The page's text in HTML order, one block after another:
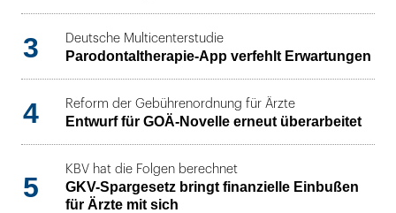
3 Deutsche Multicenterstudie
Parodontaltherapie-App verfehlt Erwartungen
4 Reform der Gebührenordnung für Ärzte
Entwurf für GOÄ-Novelle erneut überarbeitet
5
KBV hat die Folgen berechnet
GKV-Spargesetz bringt finanzielle Einbußen
für Ärzte mit sich